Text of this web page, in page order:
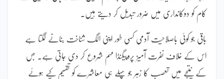
کام کو دوکانداری میں ضرور تبدیل کر دیتے ہیں۔
باقی جو کوئی باصلاحیت آدمی کسی طور اپنی الگ شناخت بنانے لگتا ہے
اس کے خلاف نفرت آمیز پروپیگنڈا مہم شروع کر دی جاتی ہے۔ جس
کے نتیجے میں تعصب کا زہر جو پہلے ہی معاشرے کو تقسیم کیے ہوئے